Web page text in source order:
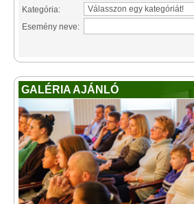
Kategória:
Esemény neve:
GALÉRIA AJÁNLÓ